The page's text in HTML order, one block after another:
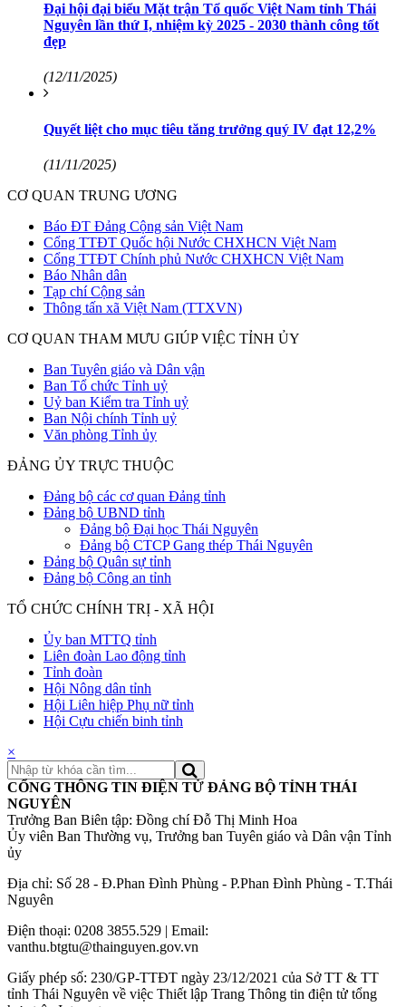
Đại hội đại biểu Mặt trận Tổ quốc Việt Nam tỉnh Thái
Nguyên lần thứ I, nhiệm kỳ 2025 - 2030 thành công tốt
đẹp
(12/11/2025)
Quyết liệt cho mục tiêu tăng trưởng quý IV đạt 12,2%
(11/11/2025)
CƠ QUAN TRUNG ƯƠNG
Báo ĐT Đảng Cộng sản Việt Nam
Cổng TTĐT Quốc hội Nước CHXHCN Việt Nam
Cổng TTĐT Chính phủ Nước CHXHCN Việt Nam
Báo Nhân dân
Tạp chí Cộng sản
Thông tấn xã Việt Nam (TTXVN)
CƠ QUAN THAM MƯU GIÚP VIỆC TỈNH ỦY
Ban Tuyên giáo và Dân vận
Ban Tổ chức Tỉnh uỷ
Uỷ ban Kiểm tra Tỉnh uỷ
Ban Nội chính Tỉnh uỷ
Văn phòng Tỉnh ủy
ĐẢNG ỦY TRỰC THUỘC
Đảng bộ các cơ quan Đảng tỉnh
Đảng bộ UBND tỉnh
Đảng bộ Đại học Thái Nguyên
Đảng bộ CTCP Gang thép Thái Nguyên
Đảng bộ Quân sự tỉnh
Đảng bộ Công an tỉnh
TỔ CHỨC CHÍNH TRỊ - XÃ HỘI
Ủy ban MTTQ tỉnh
Liên đoàn Lao động tỉnh
Tỉnh đoàn
Hội Nông dân tỉnh
Hội Liên hiệp Phụ nữ tỉnh
Hội Cựu chiến binh tỉnh
×
CỔNG THÔNG TIN ĐIỆN TỬ ĐẢNG BỘ TỈNH THÁI
NGUYÊN
Trưởng Ban Biên tập: Đồng chí Đỗ Thị Minh Hoa
Ủy viên Ban Thường vụ, Trưởng ban Tuyên giáo và Dân vận Tỉnh
ủy
Địa chỉ: Số 28 - Đ.Phan Đình Phùng - P.Phan Đình Phùng - T.Thái
Nguyên
Điện thoại: 0208 3855.529 | Email:
vanthu.btgtu@thainguyen.gov.vn
Giấy phép số: 230/GP-TTĐT ngày 23/12/2021 của Sở TT & TT
tỉnh Thái Nguyên về việc Thiết lập Trang Thông tin điện tử tổng